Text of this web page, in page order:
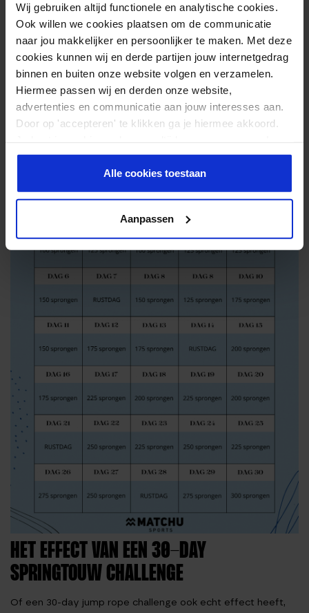
Wij gebruiken altijd functionele en analytische cookies.
Ook willen we cookies plaatsen om de communicatie
naar jou makkelijker en persoonlijker te maken. Met deze
cookies kunnen wij en derde partijen jouw internetgedrag
binnen en buiten onze website volgen en verzamelen.
Hiermee passen wij en derden onze website,
advertenties en communicatie aan jouw interesses aan.
Door op 'accepteren' te klikken ga je hiermee akkoord.
er meer over in onsprivacy beleid.
Alle cookies toestaan
Aanpassen
heeft op jouw lichaam!
Op het internet zijn vele 30-day challenges te vinden en je
zou elke maand een nieuwe kunnen proberen. Voor deze
maand hebben wij al een challenge voor je gemaakt, dat
scheelt weer zoekwerk! Echter bevat de 30-day challenge
wel rustdagen.
HET EFFECT VAN EEN 30-DAY
SPRINGTOUW CHALLENGE
Of een 30-day jump rope challenge ook echt effect heeft,